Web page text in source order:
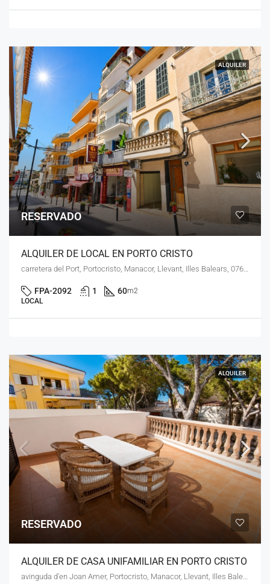
ALQUILER
RESERVADO
ALQUILER DE LOCAL EN PORTO CRISTO
FPA-2092 1 60m2
LOCAL
ALQUILER
RESERVADO
ALQUILER DE CASA UNIFAMILIAR EN PORTO CRISTO
avinguda d'en Joan Amer, Portocristo, Manacor, Llevant, Illes Balears, 07680, España